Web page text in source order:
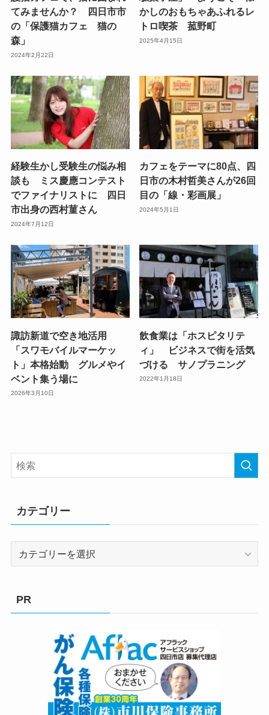
てみませんか？ 四日市市
の「保護猫カフェ 猫の
森」
2024年2月22日
かしのおもちゃあふれるレ
トロ喫茶 菰野町
2025年4月15日
経験生かし受験生の悩み相
談も ミス慶應コンテスト
でファイナリストに 四日
市出身の西村菫さん
2024年7月12日
カフェをテーマに80点、四
日市の木村哲美さんが26回
目の「線・彩画展」
2024年5月1日
諏訪新道で空き地活用
「スワモバイルマーケッ
ト」本格始動 グルメやイ
ベント集う場に
2026年3月10日
飲食業は「ホスピタリテ
ィ」 ビジネスで街を活気
づける サノプラニング
2022年1月18日
カテゴリー
PR